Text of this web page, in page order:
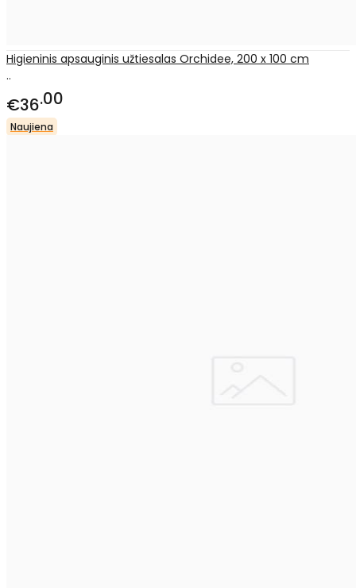
Higieninis apsauginis užtiesalas Orchidee, 200 x 100 cm
..
€36 00
Naujiena